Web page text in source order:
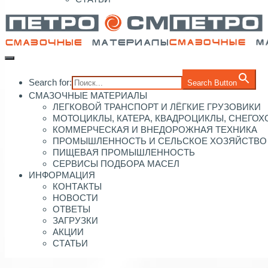
Search for: Search Button
СМАЗОЧНЫЕ МАТЕРИАЛЫ
ЛЕГКОВОЙ ТРАНСПОРТ И ЛЁГКИЕ ГРУЗОВИКИ
МОТОЦИКЛЫ, КАТЕРА, КВАДРОЦИКЛЫ,
КОММЕРЧЕСКАЯ И ВНЕДОРОЖНАЯ ТЕХНИКА
ПРОМЫШЛЕННОСТЬ И СЕЛЬСКОЕ ХОЗЯЙСТВО
ПИЩЕВАЯ ПРОМЫШЛЕННОСТЬ
СЕРВИСЫ ПОДБОРА МАСЕЛ
ИНФОРМАЦИЯ
КОНТАКТЫ
НОВОСТИ
ОТВЕТЫ
ЗАГРУЗКИ
АКЦИИ
СТАТЬИ